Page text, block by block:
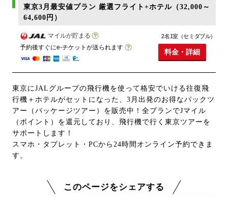
東京3月最安値プラン 厳選フライト+ホテル（32,000～
64,600円）
マイルが貯まる
予約後すぐにe-チケットが送られます
2名1室（セミダブル）
料金・詳細
東京にJALグループの飛行機を使って格安でいける往復飛
行機＋ホテルがセットになった、3月出発のお得なパックツ
アー（パッケージツアー）を販売中！全プランでJマイル
（ポイント）を還元しており、飛行機で行く東京ツアーを
サポートします！
スマホ・タブレット・PCから24時間オンライン予約できま
す。
このページをシェアする